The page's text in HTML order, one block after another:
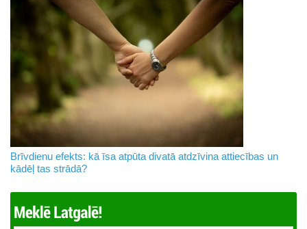
Brīvdienu efekts: kā īsa atpūta divatā atdzīvina attiecības un
kādēļ tas strādā?